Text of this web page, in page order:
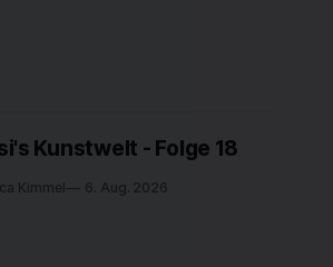
Kunstwelt - Folge 18
Kimmel 6. Aug. 2026